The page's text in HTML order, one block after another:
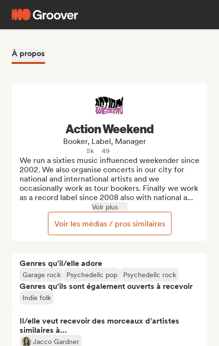
À propos
Genres qu’il/elle adore
Garage rock Psychedelic pop Psychedelic rock
Genres qu'ils sont également ouverts à recevoir
Indie folk
Il/elle veut recevoir des morceaux d’artistes
similaires à…
Jacco Gardner
Action Weekend
Booker, Label, Manager
5k 49
We run a sixties music influenced weekender since
2002. We also organise concerts in our city for
national and international artists and we
occasionally work as tour bookers. Finally we work
as a record label since 2008 also with national a...
Voir plus
Voir les médias / pros similaires